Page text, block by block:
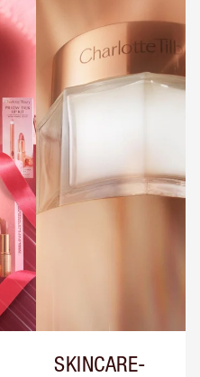
SKINCARE-